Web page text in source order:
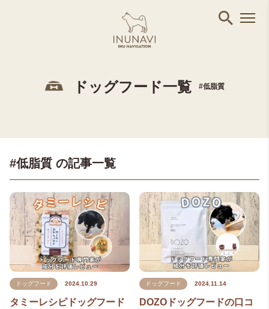
ドッグフード一覧 #低脂質
#低脂質 の記事一覧
ドッグフード 2024.10.29
タミーレシピドッグフード
ドッグフード 2024.11.14
DOZOドッグフードの口コ